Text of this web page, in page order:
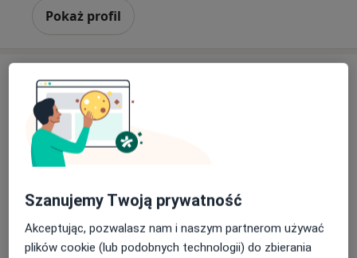
Pokaż profil
lek. Damian Wyczyński
1 opinia
Szanujemy Twoją prywatność
Akceptując, pozwalasz nam i naszym partnerom używać
plików cookie (lub podobnych technologii) do zbierania